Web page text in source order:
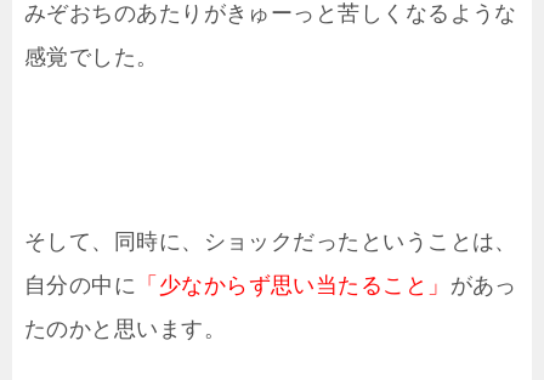
みぞおちのあたりがきゅーっと苦しくなるような
感覚でした。
そして、同時に、ショックだったということは、
自分の中に 「少なからず思い当たること」 があっ
たのかと思います。